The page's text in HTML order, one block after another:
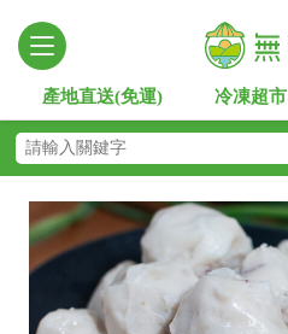
產地直送(免運) 冷凍超市